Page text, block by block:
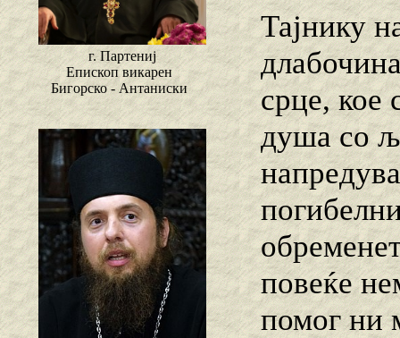
г. Партениј
Епископ викарен
Бигорско - Антаниски
Тајнику
срце, кое
душа со
повеќе
помог ни